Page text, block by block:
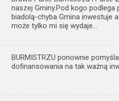
naszej Gminy.Pod kogo
biadolą-chyba Gmina inwestuje
może tylko mi się wydaje…
BURMISTRZU ponownie
dofinansowania na tak ważną